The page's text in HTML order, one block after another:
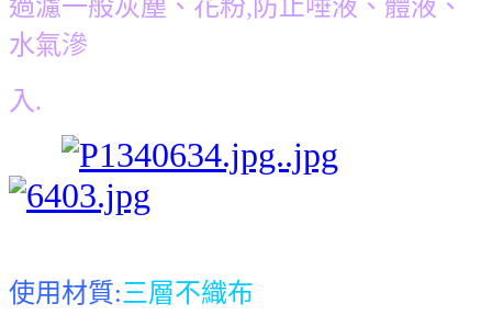
過濾一般灰塵 、花粉,防止唾液 、體液 、
水氣滲
入.
使用材質:三層不織布